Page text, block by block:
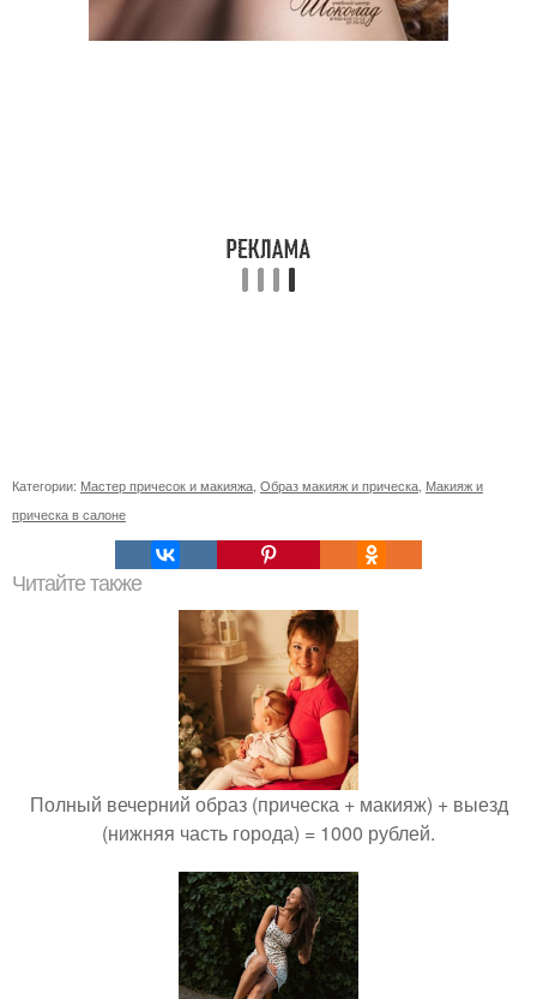
Категории: Мастер причесок и макияжа Образ макияж и прическа Макияж и
прическа в салоне
Читайте также
Полный вечерний образ (прическа + макияж) + выезд
(нижняя часть города) = 1000 рублей.